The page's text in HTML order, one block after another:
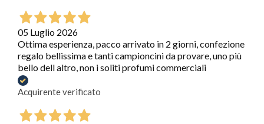
05 Luglio 2026
Ottima esperienza, pacco arrivato in 2 giorni, confezione
regalo bellissima e tanti campioncini da provare, uno più
bello dell altro, non i soliti profumi commerciali
Acquirente verificato